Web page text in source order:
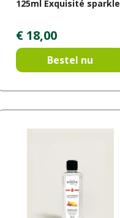
125ml Exquisité sparkle
€ 18,00
Bestel nu